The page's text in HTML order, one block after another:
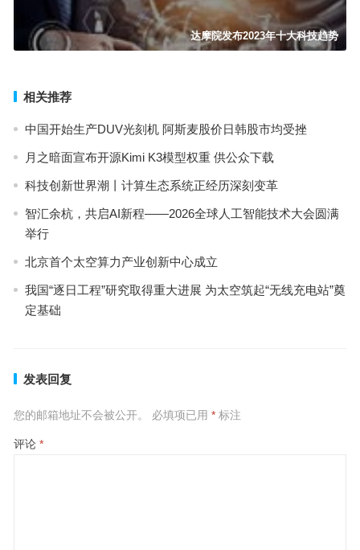
达摩院发布2023年十大科技趋势
相关推荐
中国开始生产DUV光刻机 阿斯麦股价日韩股市均受挫
月之暗面宣布开源Kimi K3模型权重 供公众下载
科技创新世界潮丨计算生态系统正经历深刻变革
智汇余杭，共启AI新程——2026全球人工智能技术大会圆满
举行
北京首个太空算力产业创新中心成立
我国“逐日工程”研究取得重大进展 为太空筑起“无线充电站”奠
定基础
发表回复
您的邮箱地址不会被公开。 必填项已用 *标注
评论 *